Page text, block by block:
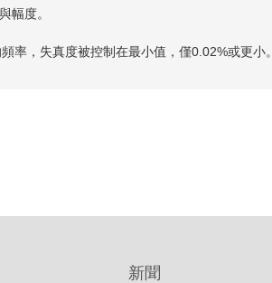
幅度。
率，失真度被控制在最小值，僅0.02%或更小。
新聞